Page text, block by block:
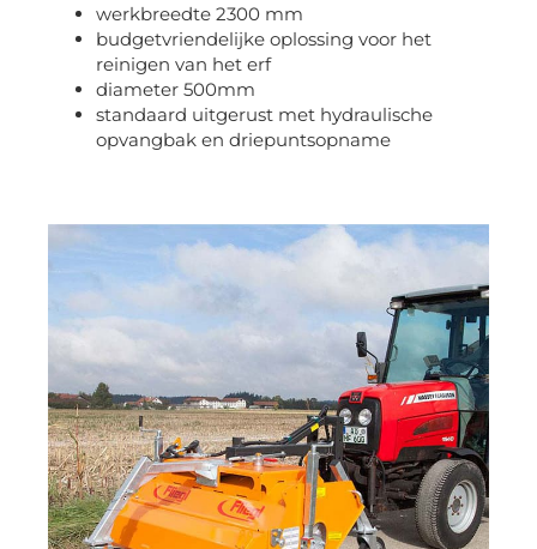
werkbreedte 2300 mm
budgetvriendelijke oplossing voor het
reinigen van het erf
diameter 500mm
standaard uitgerust met hydraulische
opvangbak en driepuntsopname